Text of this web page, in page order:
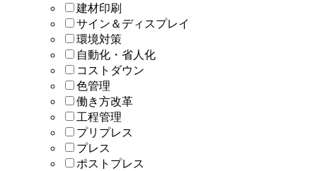
建材印刷
サイン＆ディスプレイ
環境対策
自動化・省人化
コストダウン
色管理
働き方改革
工程管理
プリプレス
プレス
ポストプレス